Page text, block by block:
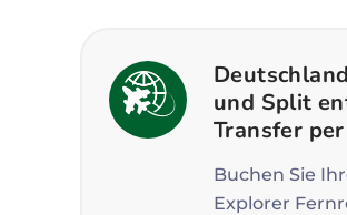
und Split
Transfer
Buchen Sie
Explorer